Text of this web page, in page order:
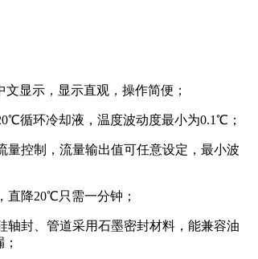
显示，显示直观，操作简便；
循环冷却液，温度波动度最小为0.1℃；
量控制，流量输出值可任意设定，最小波
直降20℃只需一分钟；
轴封、管道采用石墨密封材料，能兼容油